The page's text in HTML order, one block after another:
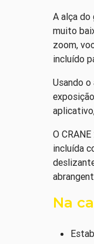
A alça do
muito
zoom,
incluído
Usando
O
incluída
Na